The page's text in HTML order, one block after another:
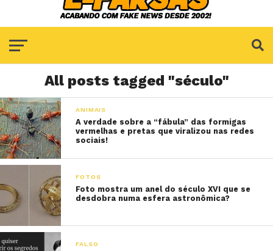
All posts tagged "século"
ANIMAIS
A verdade sobre a “fábula” das formigas
vermelhas e pretas que viralizou nas redes
sociais!
FOTOS
Foto mostra um anel do século XVI que se
desdobra numa esfera astronômica?
FALSO